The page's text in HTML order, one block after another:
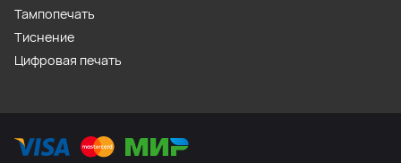
Тампопечать
Тиснение
Цифровая печать